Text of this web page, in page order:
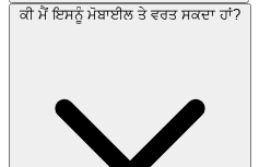
ਕੀ ਮੈਂ ਇਸਨੂੰ ਮੋਬਾਈਲ ਤੇ ਵਰਤ ਸਕਦਾ ਹਾਂ?